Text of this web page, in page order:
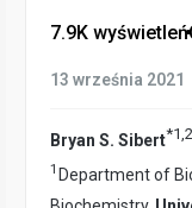
7.9K wyświetleń•
13 września 2021
Bryan S. Sibert*1,2
1 Department of